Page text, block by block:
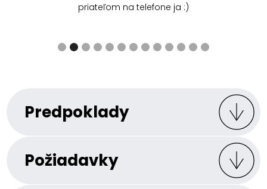
priateľom na telefone ja :)
Predpoklady
Požiadavky